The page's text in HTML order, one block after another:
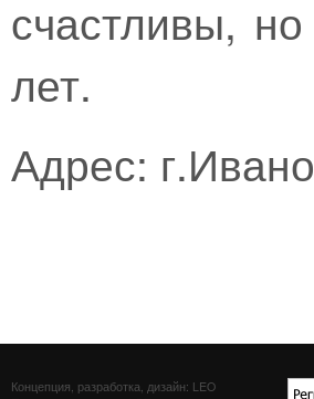
счастливы,
лет.
Адрес:
Концепция, разработка, дизайн: LEO